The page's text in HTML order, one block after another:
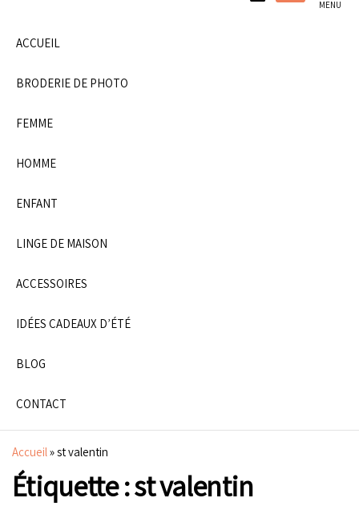
MENU
ACCUEIL
BRODERIE DE PHOTO
FEMME
HOMME
ENFANT
LINGE DE MAISON
ACCESSOIRES
IDÉES CADEAUX D’ÉTÉ
BLOG
CONTACT
Accueil»st valentin
Étiquette :st valentin